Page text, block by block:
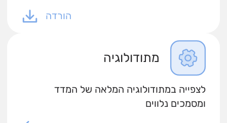
הורדה
מתודולוגיה
לצפייה במתודולוגיה המלאה של המדד
ומסמכים נלווים